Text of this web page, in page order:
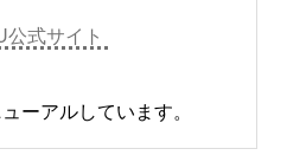
式サイト
ーアルしています。